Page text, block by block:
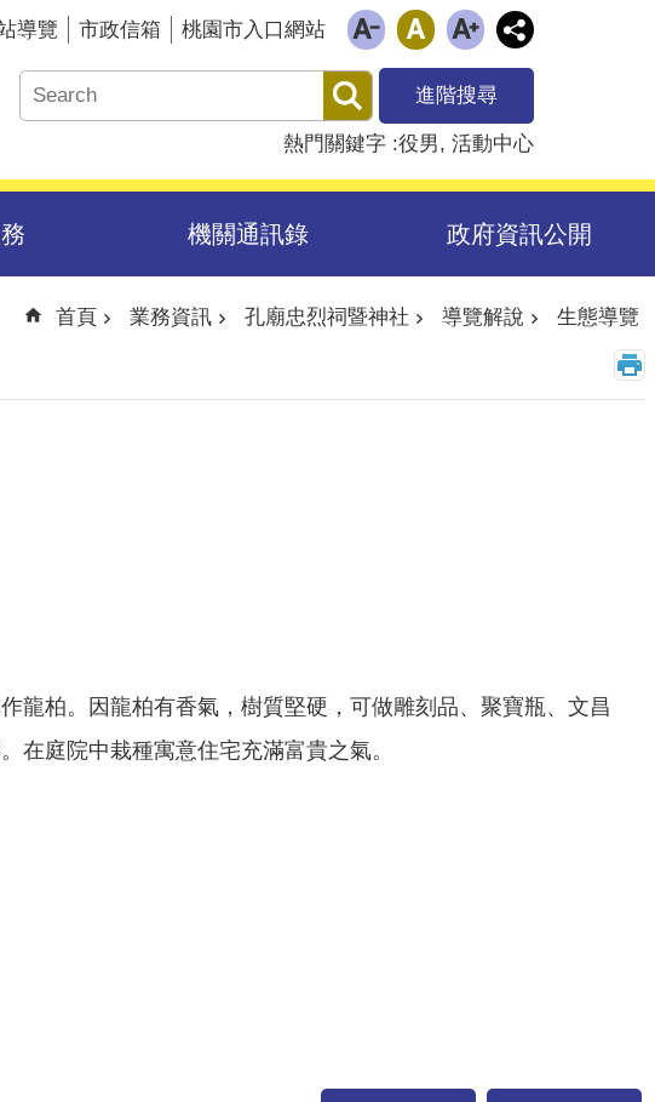
導覽 市政信箱 桃園市入口網站
進階搜尋
熱門關鍵字 役男 活動中心
機關通訊錄 政府資訊公開
首頁 業務資訊 孔廟忠烈祠暨神社 導覽解說 生態導覽
龍柏。因龍柏有香氣，樹質堅硬，可做雕刻品、聚寶瓶、文昌
在庭院中栽種寓意住宅充滿富貴之氣。